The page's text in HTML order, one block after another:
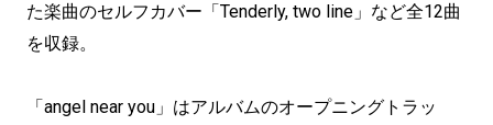
た楽曲のセルフカバー「Tenderly, two line」など全12曲
を収録。
「angel near you」はアルバムのオープニングトラッ